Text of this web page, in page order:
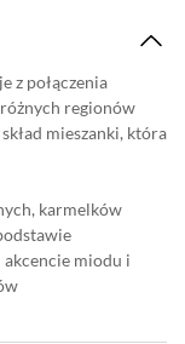
z połączenia
regionów
mieszanki, która
karmelków
akcencie miodu i